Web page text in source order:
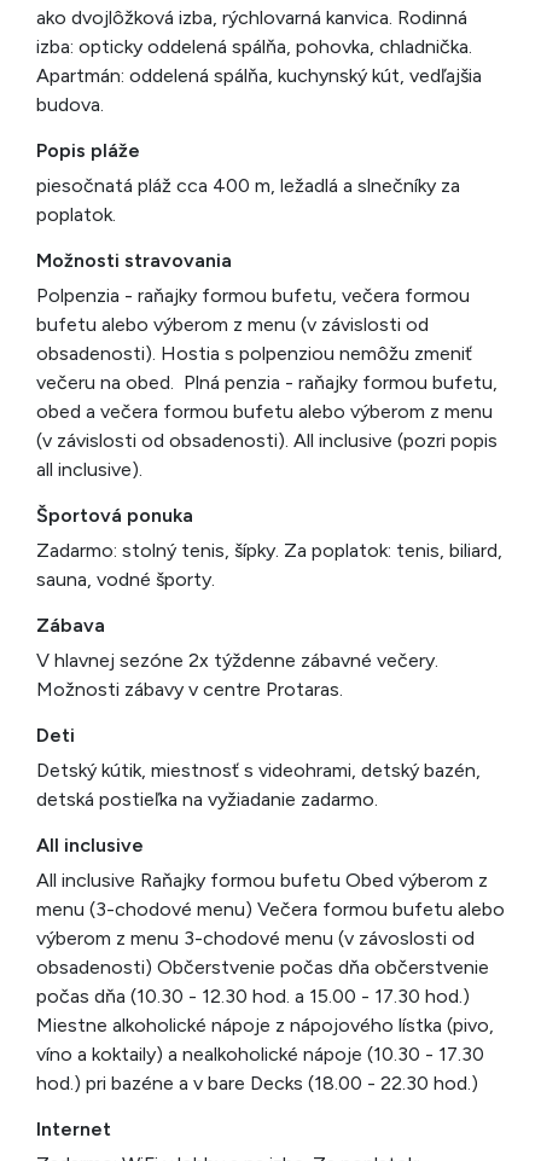
ako dvojlôžková izba, rýchlovarná kanvica. Rodinná
izba: opticky oddelená spálňa, pohovka, chladnička.
Apartmán: oddelená spálňa, kuchynský kút, vedľajšia
budova.
Popis pláže
piesočnatá pláž cca 400 m, ležadlá a slnečníky za
poplatok.
Možnosti stravovania
Polpenzia - raňajky formou bufetu, večera formou
bufetu alebo výberom z menu (v závislosti od
obsadenosti). Hostia s polpenziou nemôžu zmeniť
večeru na obed. Plná penzia - raňajky formou bufetu,
obed a večera formou bufetu alebo výberom z menu
(v závislosti od obsadenosti). All inclusive (pozri popis
all inclusive).
Športová ponuka
Zadarmo: stolný tenis, šípky. Za poplatok: tenis, biliard,
sauna, vodné športy.
Zábava
V hlavnej sezóne 2x týždenne zábavné večery.
Možnosti zábavy v centre Protaras.
Deti
Detský kútik, miestnosť s videohrami, detský bazén,
detská postieľka na vyžiadanie zadarmo.
All inclusive
All inclusive Raňajky formou bufetu Obed výberom z
menu (3-chodové menu) Večera formou bufetu alebo
výberom z menu 3-chodové menu (v závoslosti od
obsadenosti) Občerstvenie počas dňa občerstvenie
počas dňa (10.30 - 12.30 hod. a 15.00 - 17.30 hod.)
Miestne alkoholické nápoje z nápojového lístka (pivo,
víno a koktaily) a nealkoholické nápoje (10.30 - 17.30
hod.) pri bazéne a v bare Decks (18.00 - 22.30 hod.)
Internet